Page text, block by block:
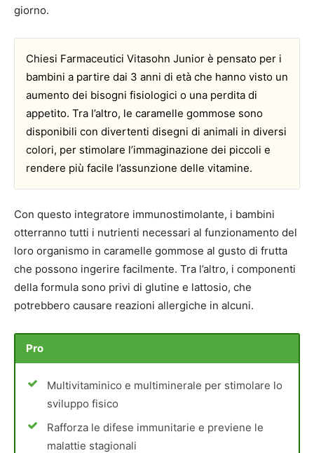
giorno.
Chiesi Farmaceutici Vitasohn Junior è pensato per i
bambini a partire dai 3 anni di età che hanno visto un
aumento dei bisogni fisiologici o una perdita di
appetito. Tra l’altro, le caramelle gommose sono
disponibili con divertenti disegni di animali in diversi
colori, per stimolare l’immaginazione dei piccoli e
rendere più facile l’assunzione delle vitamine.
Con questo integratore immunostimolante, i bambini
otterranno tutti i nutrienti necessari al funzionamento del
loro organismo in caramelle gommose al gusto di frutta
che possono ingerire facilmente. Tra l’altro, i componenti
della formula sono privi di glutine e lattosio, che
potrebbero causare reazioni allergiche in alcuni.
Pro
Multivitaminico e multiminerale per stimolare lo
sviluppo fisico
Rafforza le difese immunitarie e previene le
malattie stagionali